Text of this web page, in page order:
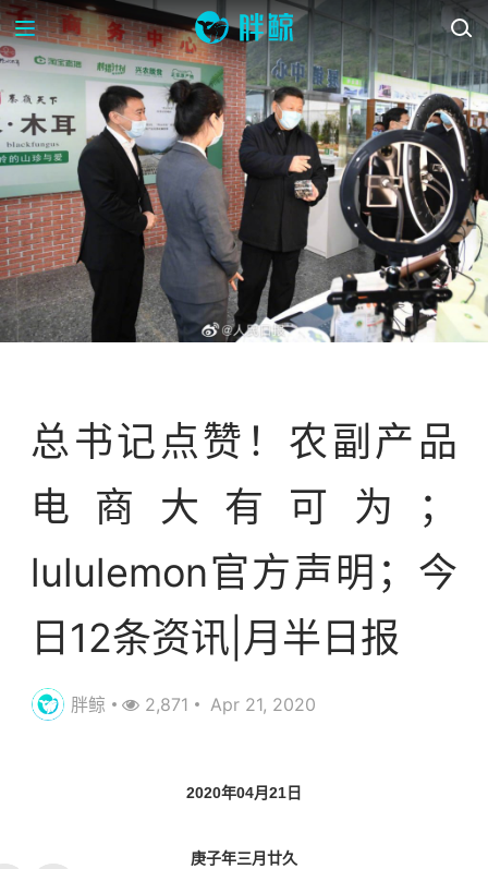
总书记点赞！农副产品
电商大有可为；
lululemon官方声明；今
日12条资讯|月半日报
胖鲸 2,871 Apr 21, 2020
2020年04月21日
庚子年三月廿久